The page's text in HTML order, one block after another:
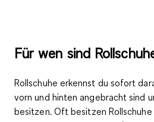
Für wen sind
Rollschuhe erkennst du sofort
vorn und hinten angebracht sind
besitzen. Oft besitzen